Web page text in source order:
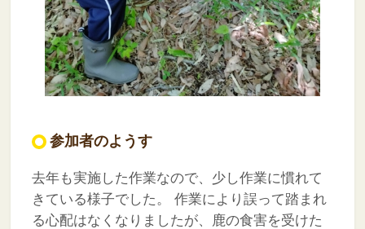
参加者のようす
去年も実施した作業なので、少し作業に慣れて
きている様子でした。
作業により誤って踏まれ
る心配はなくなりましたが、鹿の食害を受けた